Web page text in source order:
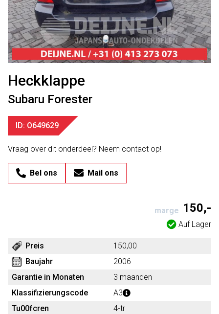
Heckklappe
Subaru Forester
ID: O649629
Vraag over dit onderdeel? Neem contact op!
Bel ons Mail ons
marge 150,-
Auf Lager
Preis
150,00
Baujahr
2006
Garantie in Monaten
3 maanden
Klassifizierungscode
A3
Tu00fcren
4-tr